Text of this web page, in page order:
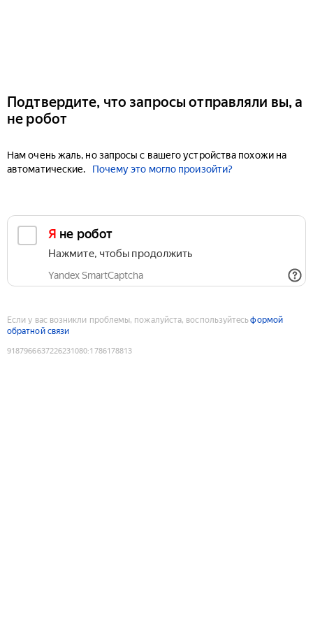
Подтвердите, что запросы отправляли вы, а
не робот
Нам очень жаль, но запросы с вашего устройства похожи на
автоматические.
Почему это могло произойти?
Я не робот
Нажмите, чтобы продолжить
Yandex SmartCaptcha
Если у вас возникли проблемы, пожалуйста, воспользуйтесьформой
обратной связи
9187966637226231080:1786178813